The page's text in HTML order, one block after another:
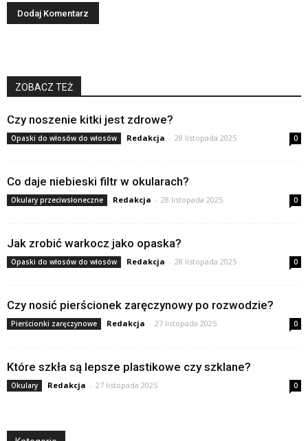
ZOBACZ TEŻ
Czy noszenie kitki jest zdrowe?
Opaski do włosów do włosów Redakcja - 28 listopada 2025 0
Co daje niebieski filtr w okularach?
Okulary przeciwsłoneczne Redakcja - 28 listopada 2025 0
Jak zrobić warkocz jako opaska?
Opaski do włosów do włosów Redakcja - 28 listopada 2025 0
Czy nosić pierścionek zaręczynowy po rozwodzie?
Pierścionki zaręczynowe Redakcja - 27 listopada 2025 0
Które szkła są lepsze plastikowe czy szklane?
Okulary Redakcja - 27 listopada 2025 0